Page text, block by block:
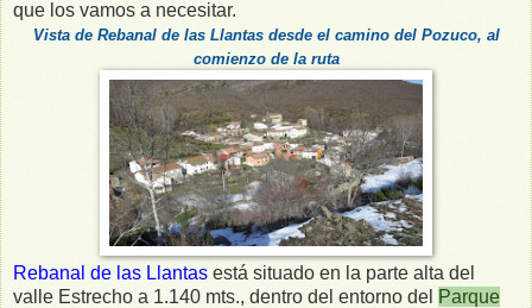
que los vamos a necesitar.
Vista de Rebanal de las Llantas desde el camino del Pozuco, al
comienzo de la ruta
Rebanal de las Llantas está situado en la parte alta del
valle Estrecho a 1.140 mts., dentro del entorno del Parque